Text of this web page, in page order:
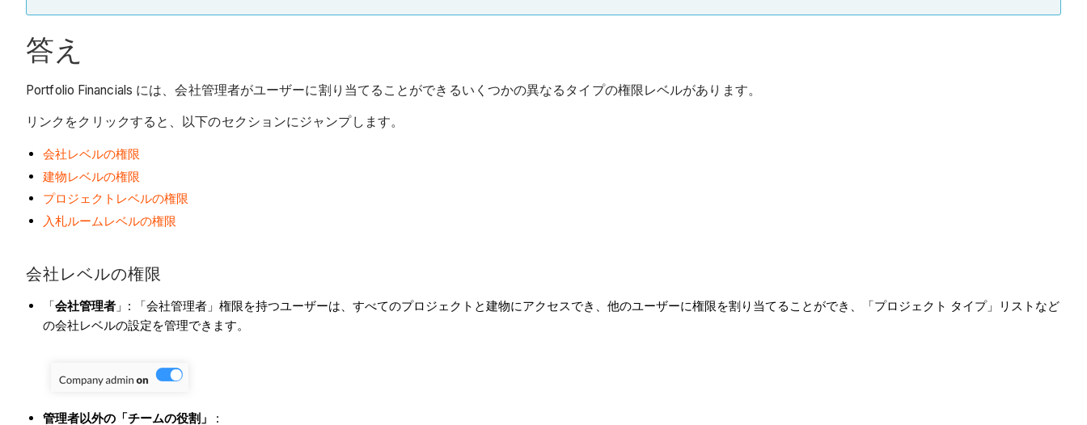
答え
Portfolio Financials には、会社管理者がユーザーに割り当てることができるいくつかの異なるタイプの権限レベルがあります。
リンクをクリックすると、以下のセクションにジャンプします。
会社レベルの権限
建物レベルの権限
プロジェクトレベルの権限
入札ルームレベルの権限
会社レベルの権限
「会社管理者 」: 「会社管理者」権限を持つユーザーは、すべてのプロジェクトと建物にアクセスでき、他のユーザーに権限を割り当てることができ、「プロジェクト タイプ」リストなど
の会社レベルの設定を管理できます。
管理者以外の「チームの役割」 :